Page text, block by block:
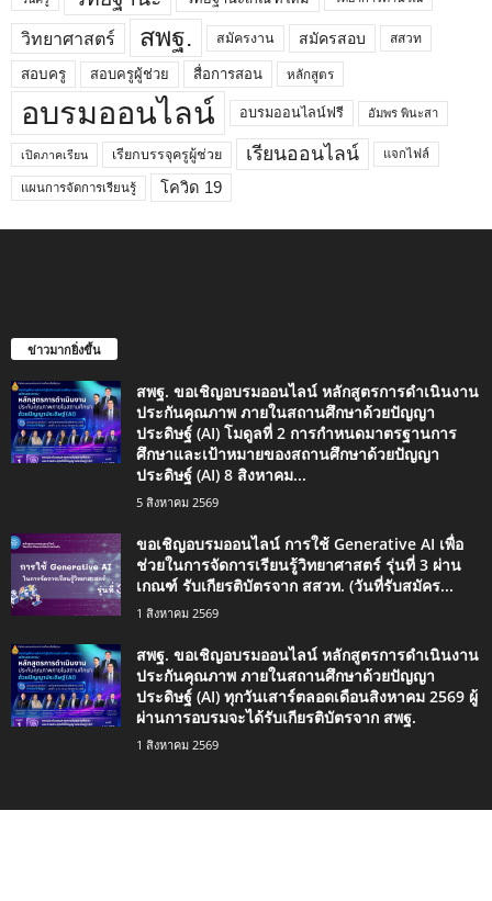
วิทยาศาสตร์ สพฐ. สมัครงาน สมัครสอบ สสวท
สอบครู สอบครูผู้ช่วย สื่อการสอน หลักสูตร
อบรมออนไลน์ อบรมออนไลน์ฟรี อัมพร พินะสา
เปิดภาคเรียน เรียกบรรจุครูผู้ช่วย เรียนออนไลน์ แจกไฟล์
แผนการจัดการเรียนรู้ โควิด 19
ข่าวมากยิ่งขึ้น
สพฐ. ขอเชิญอบรมออนไลน์ หลักสูตรการดำเนินงาน
ประกันคุณภาพ ภายในสถานศึกษาด้วยปัญญา
ประดิษฐ์ (AI) โมดูลที่ 2 การกำหนดมาตรฐานการ
ศึกษาและเป้าหมายของสถานศึกษาด้วยปัญญา
ประดิษฐ์ (AI) 8 สิงหาคม...
5 สิงหาคม 2569
ขอเชิญอบรมออนไลน์ การใช้ Generative AI เพื่อ
ช่วยในการจัดการเรียนรู้วิทยาศาสตร์ รุ่นที่ 3 ผ่าน
เกณฑ์ รับเกียรติบัตรจาก สสวท. (วันที่รับสมัคร...
1 สิงหาคม 2569
สพฐ. ขอเชิญอบรมออนไลน์ หลักสูตรการดำเนินงาน
ประกันคุณภาพ ภายในสถานศึกษาด้วยปัญญา
ประดิษฐ์ (AI) ทุกวันเสาร์ตลอดเดือนสิงหาคม 2569 ผู้
ผ่านการอบรมจะได้รับเกียรติบัตรจาก สพฐ.
1 สิงหาคม 2569